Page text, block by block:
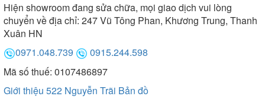
Hiện showroom đang sửa chữa, mọi giao dịch vui lòng
chuyển về địa chỉ: 247 Vũ Tông Phan, Khương Trung, Thanh
Xuân HN
0971.048.739
0915.244.598
Mã số thuế: 0107486897
Giới thiệu 522 Nguyễn Trãi Bản đồ